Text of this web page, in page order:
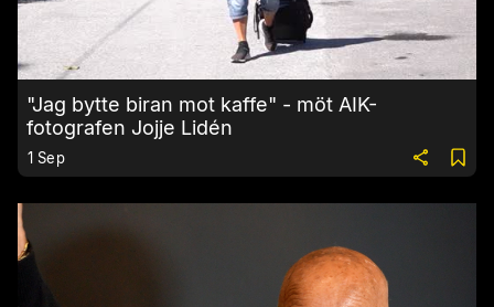
"Jag bytte biran mot kaffe" - möt AIK-
fotografen Jojje Lidén
1 Sep